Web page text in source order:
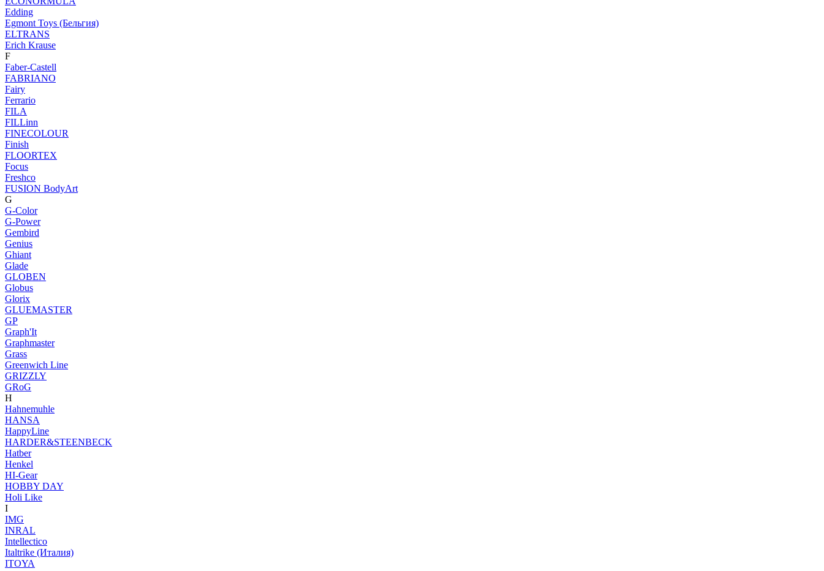
Edding
Egmont Toys (Бельгия)
ELTRANS
Erich Krause
F
Faber-Castell
FABRIANO
Fairy
Ferrario
FILA
FILLinn
FINECOLOUR
Finish
FLOORTEX
Focus
Freshco
FUSION BodyArt
G
G-Color
G-Power
Gembird
Genius
Ghiant
Glade
GLOBEN
Globus
Glorix
GLUEMASTER
GP
Graph'It
Graphmaster
Grass
Greenwich Line
GRIZZLY
GRoG
H
Hahnemuhle
HANSA
HappyLine
HARDER&STEENBECK
Hatber
Henkel
HI-Gear
HOBBY DAY
Holi Like
I
IMG
INRAL
Intellectico
Italtrike (Италия)
ITOYA